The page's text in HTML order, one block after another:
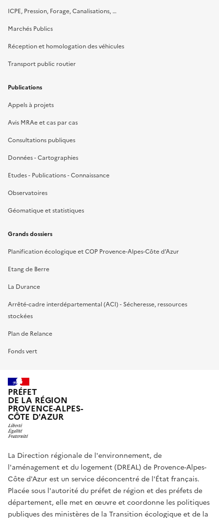
ICPE, Pression, Forage, Canalisations, …
Marchés Publics
Réception et homologation des véhicules
Transport public routier
Publications
Appels à projets
Avis MRAe et cas par cas
Consultations publiques
Données - Cartographies
Etudes - Publications - Connaissance
Observatoires
Géomatique et statistiques
Grands dossiers
Planification écologique et COP Provence-Alpes-Côte d’Azur
Etang de Berre
La Durance
Arrêté-cadre interdépartemental (ACI) - Sécheresse, ressources
stockées
Plan de Relance
Fonds vert
PRÉFET
DE LA RÉGION
PROVENCE-ALPES-
CÔTE D'AZUR
La Direction régionale de l'environnement, de
l'aménagement et du logement (DREAL) de Provence-Alpes-
Côte d'Azur est un service déconcentré de l'État français.
Placée sous l'autorité du préfet de région et des préfets de
département, elle met en œuvre et coordonne les politiques
publiques des ministères de la Transition écologique et de la